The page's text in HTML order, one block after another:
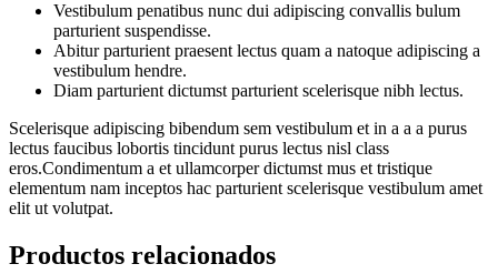
Vestibulum penatibus nunc dui adipiscing convallis bulum
parturient suspendisse.
Abitur parturient praesent lectus quam a natoque adipiscing a
vestibulum hendre.
Diam parturient dictumst parturient scelerisque nibh lectus.
Scelerisque adipiscing bibendum sem vestibulum et in a a a purus
lectus faucibus lobortis tincidunt purus lectus nisl class
eros.Condimentum a et ullamcorper dictumst mus et tristique
elementum nam inceptos hac parturient scelerisque vestibulum amet
elit ut volutpat.
Productos relacionados